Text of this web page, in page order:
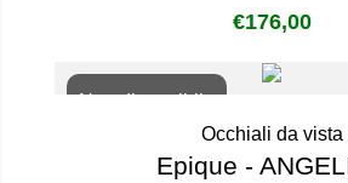
€176,00
Non disponibile
Occhiali da vista
Epique -